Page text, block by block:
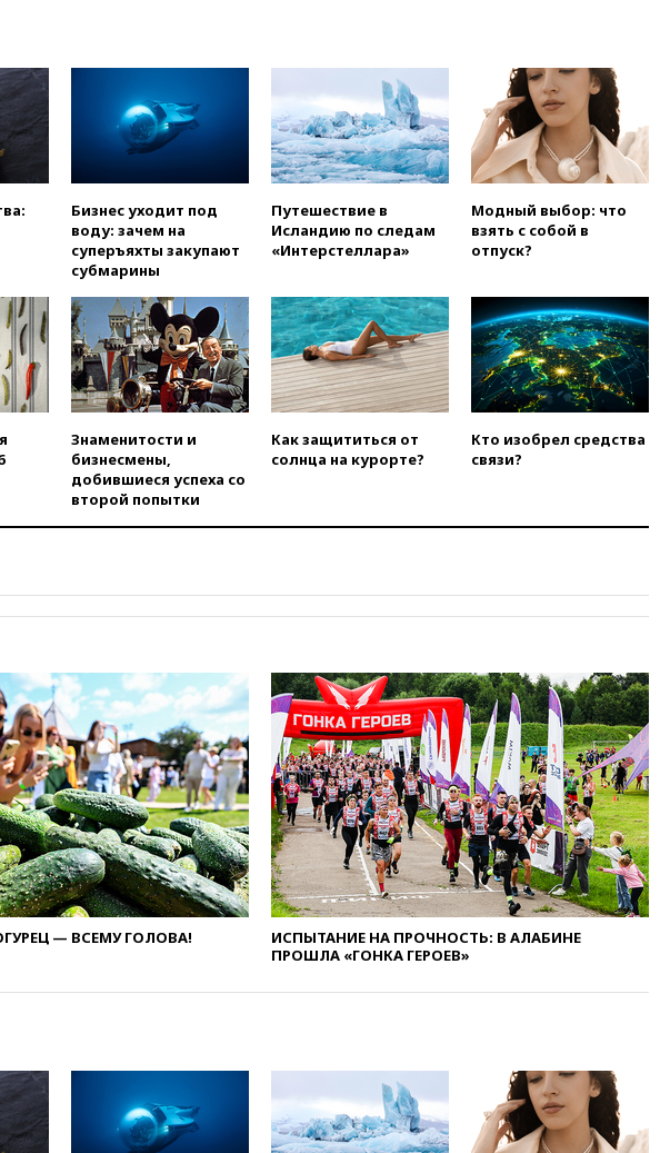
во время сплава
вчера, 23:30Жителя Нижнего
Тагила арестовали за реакции
в Теlegram
режиссер Кирилл Соколов
снимет триллер для Netflix
торговым судам в Черном
море
вчера, 21:43Экс-
председатель Верховного
суда Венгрии согласился стать
вчера, 20:58 Финляндия
нефтяной компании ADNOC в
Ормузе
вчера, 18:56«Газпром»: объем
газа в европейских подземных
хранилищах достиг
антирекорда
вчера, 18:25ТАСС: Уиткофф и
Кушнер могут вскоре посетить
Москву и Киев
вчера, 17:43 «Тиса» выдвинула
суда на пост президента
вчера, 16:16
Беспилотник
взорвался вблизи
газопровода в Болгарии
Бизнес уходит под
воду: зачем на
суперъяхты закупают
субмарины
Путешествие в
Исландию по следам
«Интерстеллара»
Модный выбор: что
взять с собой в
отпуск?
Знаменитости и
бизнесмены,
добившиеся успеха со
второй попытки
Как защититься от
солнца на курорте?
Кто изобрел средства
связи?
— ВСЕМУ ГОЛОВА!
ИСПЫТАНИЕ НА ПРОЧНОСТЬ: В АЛАБИНЕ
ПРОШЛА «ГОНКА ГЕРОЕВ»